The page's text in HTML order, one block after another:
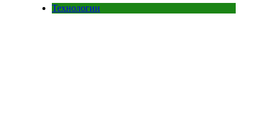
Технологии